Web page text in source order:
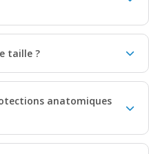
taille ?
anatomiques